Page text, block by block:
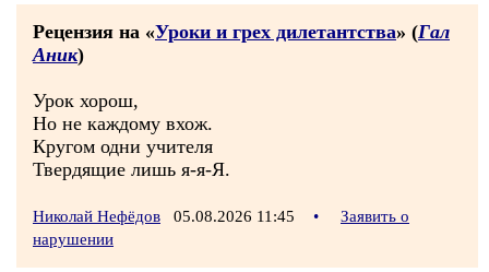
Рецензия на «Уроки и грех дилетантства» (Гал
Аник)
Урок хорош,
Но не каждому вхож.
Кругом одни учителя
Твердящие лишь я-я-Я.
Николай Нефёдов 05.08.2026 11:45 •
Заявить о
нарушении